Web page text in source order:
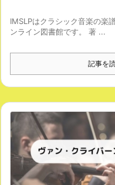
IMSLPはクラシック音楽の楽
ンライン図書館です。 著 ...
記事を